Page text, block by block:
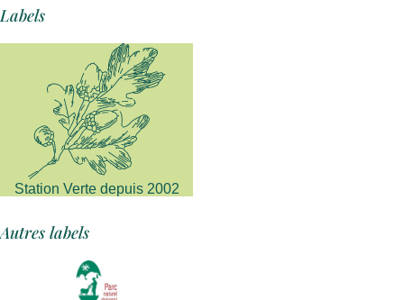
Labels
Station Verte depuis 2002
Autres labels